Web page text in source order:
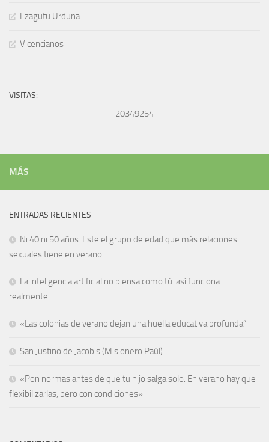
Ezagutu Urduna
Vicencianos
VISITAS:
20349254
MÁS
ENTRADAS RECIENTES
Ni 40 ni 50 años: Este el grupo de edad que más relaciones
sexuales tiene en verano
La inteligencia artificial no piensa como tú: así funciona
realmente
«Las colonias de verano dejan una huella educativa profunda”
San Justino de Jacobis (Misionero Paúl)
«Pon normas antes de que tu hijo salga solo. En verano hay que
flexibilizarlas, pero con condiciones»